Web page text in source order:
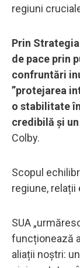
regiuni
Prin
de pace prin
confruntări
”protejarea
o stabilitate
credibilă și
Colby.
Scopul
regiune,
SUA
funcționează
aliații noștri: